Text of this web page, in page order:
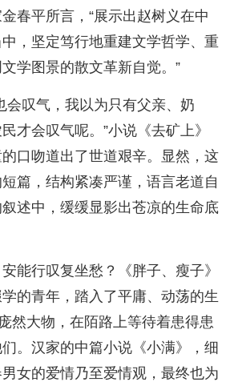
春平所言，“展示出赵树义在中
，坚定笃行地重建文学哲学、重
学图景的散文革新自觉。”
会叹气，我以为只有父亲、奶
才会叹气呢。”小说《去矿上》
口吻道出了世道艰辛。显然，这
篇，结构紧凑严谨，语言老道自
述中，缓缓显影出苍凉的生命底
能行叹复坐愁？《胖子、瘦子》
的青年，踏入了平庸、动荡的生
然大物，在陌路上等待着患得患
。汉家的中篇小说《小满》，细
女的爱情乃至爱情观，最终也为